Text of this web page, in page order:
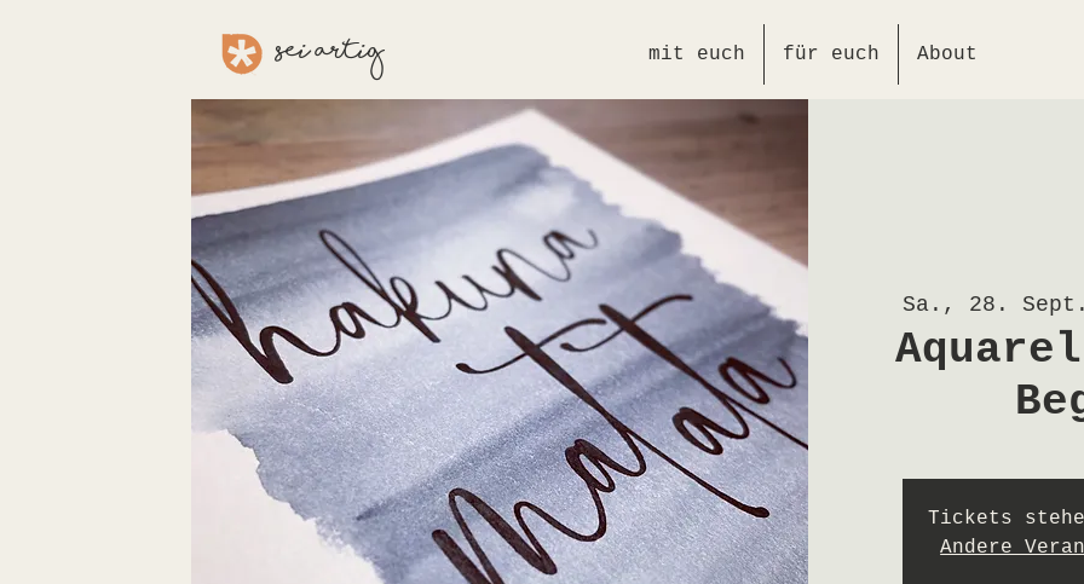
mit euch für euch About
sei aRTig
Sa., 28. Sept.
Tickets
Andere